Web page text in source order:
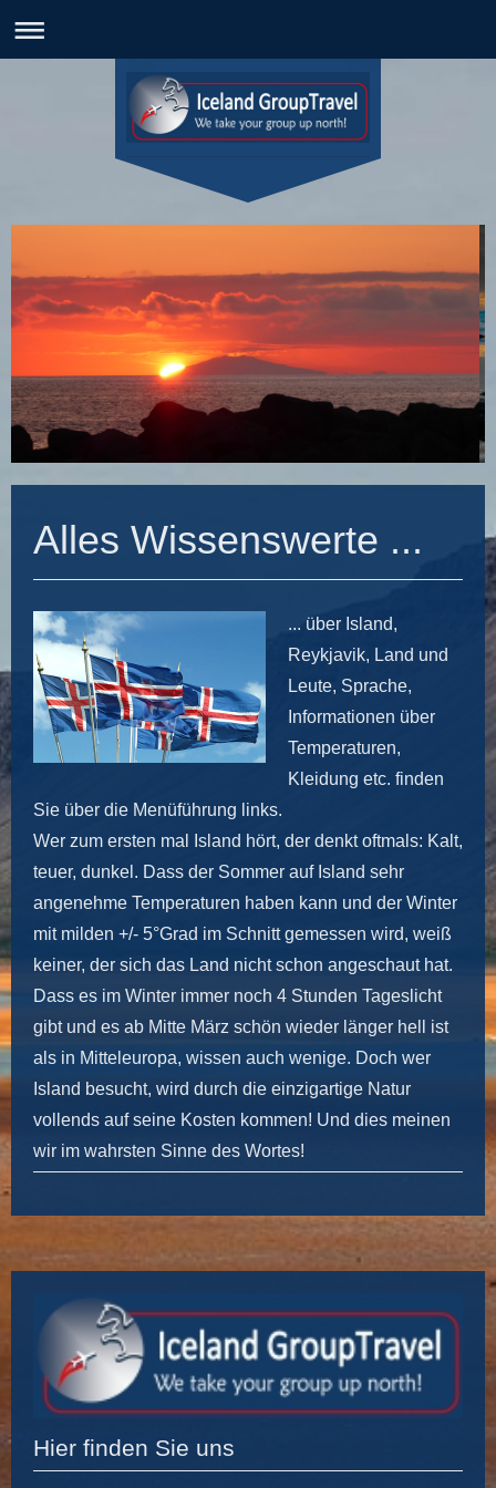
Alles Wissenswerte ...
... über Island,
Reykjavik, Land und
Leute, Sprache,
Informationen über
Temperaturen,
Kleidung etc. finden
Sie über die Menüführung links.
Wer zum ersten mal Island hört, der denkt oftmals: Kalt,
teuer, dunkel. Dass der Sommer auf Island sehr
angenehme Temperaturen haben kann und der Winter
mit milden +/- 5°Grad im Schnitt gemessen wird, weiß
keiner, der sich das Land nicht schon angeschaut hat.
Dass es im Winter immer noch 4 Stunden Tageslicht
gibt und es ab Mitte März schön wieder länger hell ist
als in Mitteleuropa, wissen auch wenige. Doch wer
Island besucht, wird durch die einzigartige Natur
vollends auf seine Kosten kommen! Und dies meinen
wir im wahrsten Sinne des Wortes!
Hier finden Sie uns